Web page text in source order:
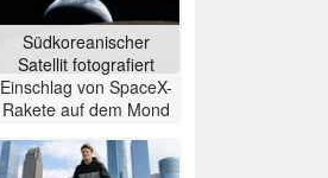
Südkoreanischer
Satellit fotografiert
Einschlag von SpaceX-
Rakete auf dem Mond